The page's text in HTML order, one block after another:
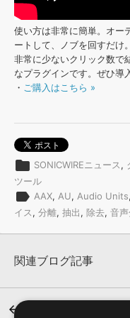
使い方は非常に簡単。オー
ートして、ノブを回すだけ
非常に少ないクリック数で
なプラグインです。ぜひ導
・ ご購入はこちら »
folder SONICWIREニュース,
ツール
label AAX, AU, Audio Units,
イス, 分離, 抽出, 除去, 音
関連ブログ記事